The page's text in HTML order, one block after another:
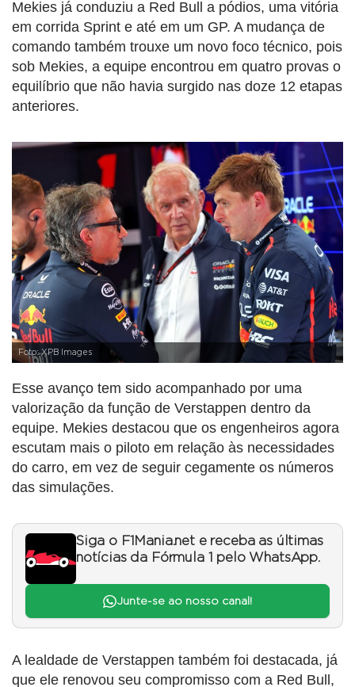
Mekies já conduziu a Red Bull a pódios, uma vitória
em corrida Sprint e até em um GP. A mudança de
comando também trouxe um novo foco técnico, pois
sob Mekies, a equipe encontrou em quatro provas o
equilíbrio que não havia surgido nas doze 12 etapas
anteriores.
Foto: XPB Images
Esse avanço tem sido acompanhado por uma
valorização da função de Verstappen dentro da
equipe. Mekies destacou que os engenheiros agora
escutam mais o piloto em relação às necessidades
do carro, em vez de seguir cegamente os números
das simulações.
Siga o F1Mania.net e receba as últimas
notícias da Fórmula 1 pelo WhatsApp.
Junte-se ao nosso canal!
A lealdade de Verstappen também foi destacada, já
que ele renovou seu compromisso com a Red Bull,